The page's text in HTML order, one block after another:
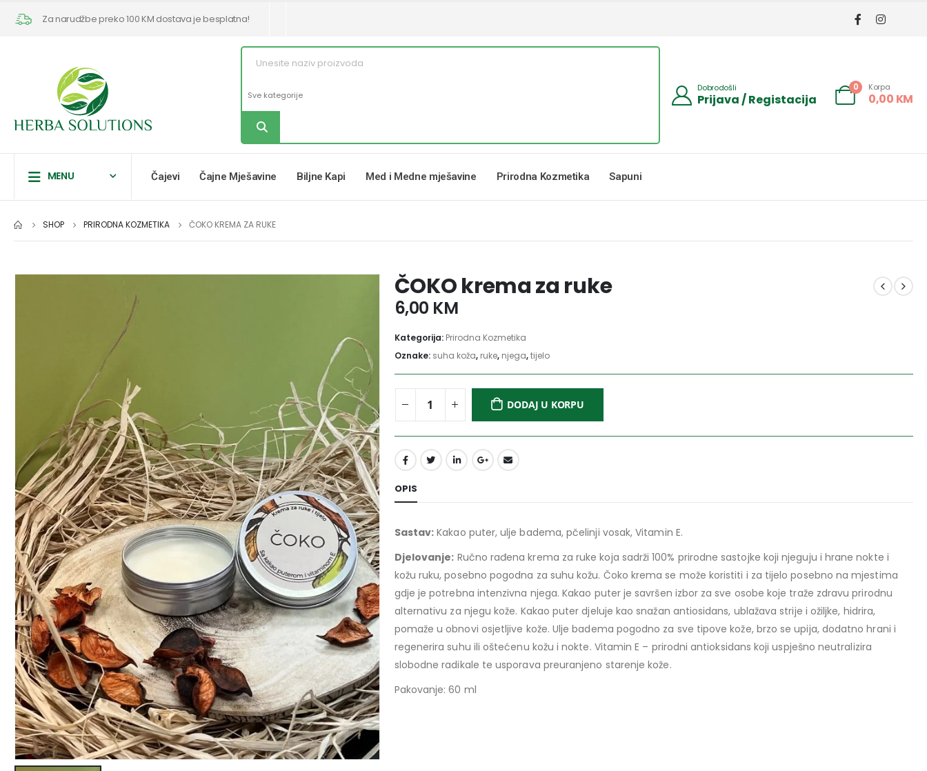
Za narudžbe preko 100 KM dostava je besplatna!
Dobrodošli
Prijava / Registacija
0 Korpa
0,00 KM
MENU Čajevi Čajne Mješavine Biljne Kapi Med i Medne mješavine Prirodna Kozmetika Sapuni
SHOP PRIRODNA KOZMETIKA ČOKO KREMA ZA RUKE
ČOKO krema za ruke
6,00 KM
Kategorija: Prirodna Kozmetika
Oznake: suha koža, ruke, njega,tijelo
DODAJ U KORPU
OPIS
Sastav: Kakao puter, ulje badema, pčelinji vosak, Vitamin E.
Djelovanje: Ručno rađena krema za ruke koja sadrži 100% prirodne sastojke koji njeguju i hrane nokte i
kožu ruku, posebno pogodna za suhu kožu. Čoko krema se može koristiti i za tijelo posebno na mjestima
gdje je potrebna intenzivna njega. Kakao puter je savršen izbor za sve osobe koje traže zdravu prirodnu
alternativu za njegu kože. Kakao puter djeluje kao snažan antiosidans, ublažava strije i ožiljke, hidrira,
pomaže u obnovi osjetljive kože. Ulje badema pogodno za sve tipove kože, brzo se upija, dodatno hrani i
regenerira suhu ili oštećenu kožu i nokte. Vitamin E – prirodni antioksidans koji uspješno neutralizira
slobodne radikale te usporava preuranjeno starenje kože.
Pakovanje: 60 ml